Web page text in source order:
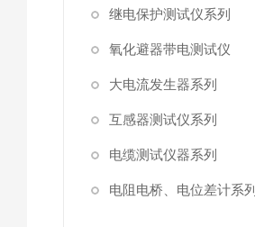
继电保护测试仪系列
氧化避器带电测试仪
大电流发生器系列
互感器测试仪系列
电缆测试仪器系列
电阻电桥、电位差计系列